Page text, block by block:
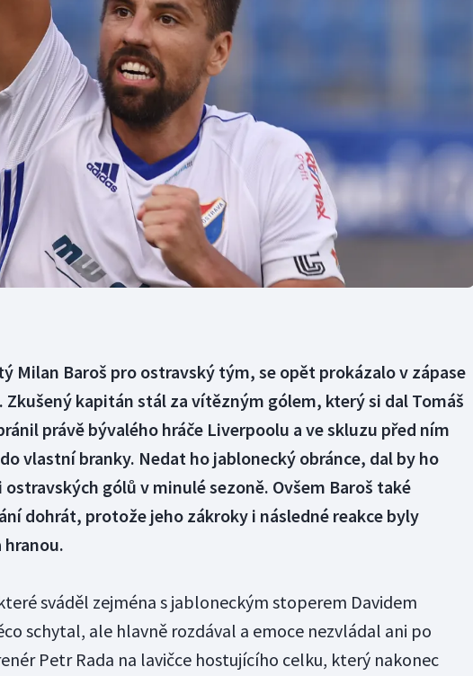
Dostihy
Futsal
Moderní pětiboj
Motorsport
Olympijské hry
Parasport
Plavání
Plážový volejbal
Volejbal
Ostatní
Milan Baroš pro ostravský tým, se opět prokázalo v zápase
Zkušený kapitán stál za vítězným gólem, který si dal Tomáš
právě bývalého hráče Liverpoolu a ve skluzu před ním
vlastní branky. Nedat ho jablonecký obránce, dal by ho
gólů v minulé sezoně. Ovšem Baroš také
dohrát, protože jeho zákroky i následné reakce byly
sváděl zejména s jabloneckým stoperem Davidem
schytal, ale hlavně rozdával a emoce nezvládal ani po
Petr Rada na lavičce hostujícího celku, který nakonec